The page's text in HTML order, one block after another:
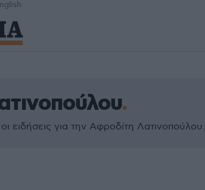
ειδήσεις για την Αφροδίτη Λατινοπούλου.